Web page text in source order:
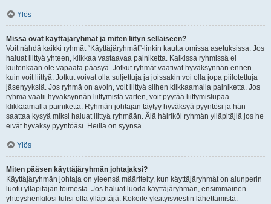
Ylös
Missä ovat käyttäjäryhmät ja miten liityn sellaiseen?
Voit nähdä kaikki ryhmät “Käyttäjäryhmät”-linkin kautta omissa asetuksissa. Jos
haluat liittyä yhteen, klikkaa vastaavaa painiketta. Kaikissa ryhmissä ei
kuitenkaan ole vapaata pääsyä. Jotkut ryhmät vaativat hyväksynnän ennen
kuin voit liittyä. Jotkut voivat olla suljettuja ja joissakin voi olla jopa piilotettuja
jäsenyyksiä. Jos ryhmä on avoin, voit liittyä siihen klikkaamalla painiketta. Jos
ryhmä vaatii hyväksynnän liittymistä varten, voit pyytää liittymislupaa
klikkaamalla painiketta. Ryhmän johtajan täytyy hyväksyä pyyntösi ja hän
saattaa kysyä miksi haluat liittyä ryhmään. Älä häiriköi ryhmän ylläpitäjiä jos he
eivät hyväksy pyyntöäsi. Heillä on syynsä.
Ylös
Miten pääsen käyttäjäryhmän johtajaksi?
Käyttäjäryhmän johtaja on yleensä määritelty, kun käyttäjäryhmät on alunperin
luotu ylläpitäjän toimesta. Jos haluat luoda käyttäjäryhmän, ensimmäinen
yhteyshenkilösi tulisi olla ylläpitäjä. Kokeile yksityisviestin lähettämistä.